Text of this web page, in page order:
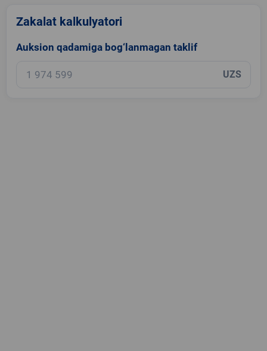
Zakalat kalkulyatori
Auksion qadamiga bog‘lanmagan taklif
UZS